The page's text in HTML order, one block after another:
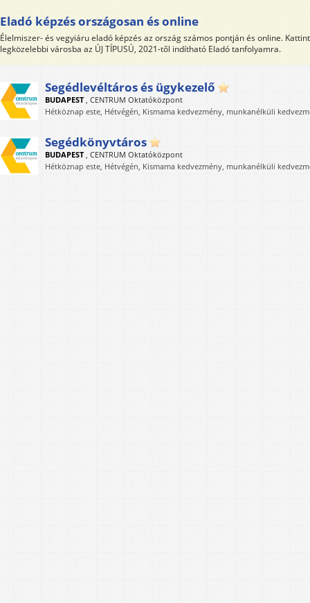
Eladó képzés országosan és online
Élelmiszer- és vegyiáru eladó képzés az ország számos pontján és online.
legközelebbi városba az ÚJ TÍPUSÚ, 2021-től indítható Eladó tanfolyamra.
Segédlevéltáros és ügykezelő
BUDAPEST, CENTRUM Oktatóközpont
Hétköznap este, Hétvégén, Kismama kedvezmény, munkanélküli
Segédkönyvtáros
BUDAPEST, CENTRUM Oktatóközpont
Hétköznap este, Hétvégén, Kismama kedvezmény, munkanélküli